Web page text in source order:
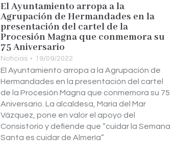
El Ayuntamiento arropa a la
Agrupación de Hermandades en la
presentación del cartel de la
Procesión Magna que conmemora su
75 Aniversario
Noticias 19/09/2022
El Ayuntamiento arropa a la Agrupación de
Hermandades en la presentación del cartel
de la Procesión Magna que conmemora su 75
Aniversario. La alcaldesa, María del Mar
Vázquez, pone en valor el apoyo del
Consistorio y defiende que “cuidar la Semana
Santa es cuidar de Almería”